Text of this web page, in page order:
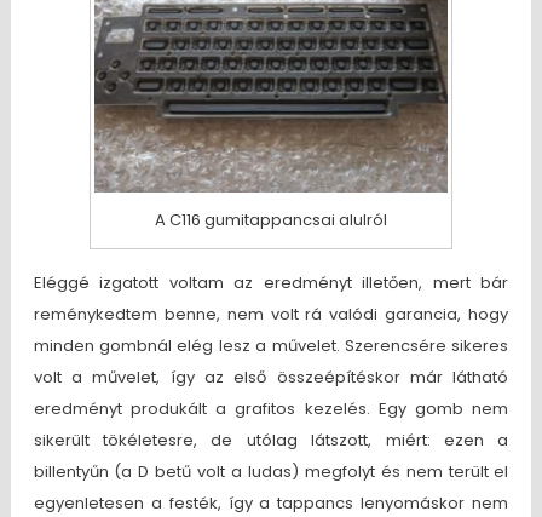
A C116 gumitappancsai alulról
Eléggé izgatott voltam az eredményt illetően, mert bár
reménykedtem benne, nem volt rá valódi garancia, hogy
minden gombnál elég lesz a művelet. Szerencsére sikeres
volt a művelet, így az első összeépítéskor már látható
eredményt produkált a grafitos kezelés. Egy gomb nem
sikerült tökéletesre, de utólag látszott, miért: ezen a
billentyűn (a D betű volt a ludas) megfolyt és nem terült el
egyenletesen a festék, így a tappancs lenyomáskor nem